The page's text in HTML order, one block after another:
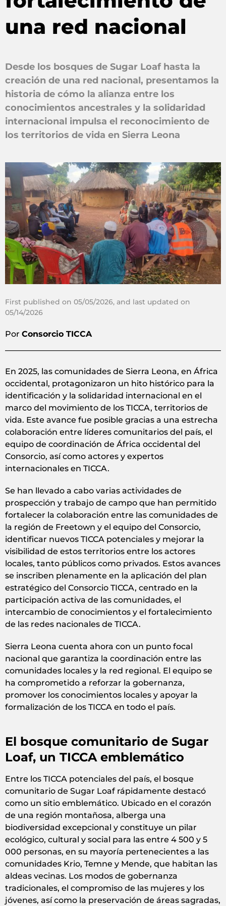
una red nacional
Desde los bosques de Sugar Loaf hasta la
creación de una red nacional, presentamos la
historia de cómo la alianza entre los
conocimientos ancestrales y la solidaridad
internacional impulsa el reconocimiento de
los territorios de vida en Sierra Leona
First published on 05/05/2026, and last updated on
05/14/2026
Por Consorcio TICCA
En 2025, las comunidades de Sierra Leona, en África
occidental, protagonizaron un hito histórico para la
identificación y la solidaridad internacional en el
marco del movimiento de los TICCA, territorios de
vida. Este avance fue posible gracias a una estrecha
colaboración entre líderes comunitarios del país, el
equipo de coordinación de África occidental del
Consorcio, así como actores y expertos
internacionales en TICCA.
Se han llevado a cabo varias actividades de
prospección y trabajo de campo que han permitido
fortalecer la colaboración entre las comunidades de
la región de Freetown y el equipo del Consorcio,
identificar nuevos TICCA potenciales y mejorar la
visibilidad de estos territorios entre los actores
locales, tanto públicos como privados. Estos avances
se inscriben plenamente en la aplicación del plan
estratégico del Consorcio TICCA, centrado en la
participación activa de las comunidades, el
intercambio de conocimientos y el fortalecimiento
de las redes nacionales de TICCA.
Sierra Leona cuenta ahora con un punto focal
nacional que garantiza la coordinación entre las
comunidades locales y la red regional. El equipo se
ha comprometido a reforzar la gobernanza,
promover los conocimientos locales y apoyar la
formalización de los TICCA en todo el país.
El bosque comunitario de Sugar
Loaf, un TICCA emblemático
Entre los TICCA potenciales del país, el bosque
comunitario de Sugar Loaf rápidamente destacó
como un sitio emblemático. Ubicado en el corazón
de una región montañosa, alberga una
biodiversidad excepcional y constituye un pilar
ecológico, cultural y social para las entre 4 500 y 5
000 personas, en su mayoría pertenecientes a las
comunidades Krio, Temne y Mende, que habitan las
aldeas vecinas. Los modos de gobernanza
tradicionales, el compromiso de las mujeres y los
jóvenes, así como la preservación de áreas sagradas,